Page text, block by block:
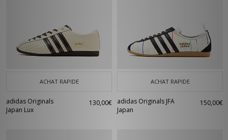
ACHAT RAPIDE
adidas Originals
Japan Lux
130,00€
ACHAT RAPIDE
adidas Originals JFA
Japan
150,00€